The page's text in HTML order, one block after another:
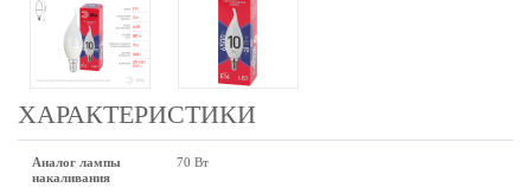
ХАРАКТЕРИСТИКИ
Аналог лампы
накаливания
70 Вт